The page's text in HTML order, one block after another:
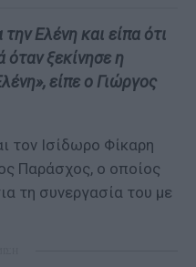
Ελένη και είπα ότι
όταν ξεκίνησε η
είπε ο Γιώργος
τον Ισίδωρο Φίκαρη
Παράσχος, ο οποίος
τη συνεργασία του με